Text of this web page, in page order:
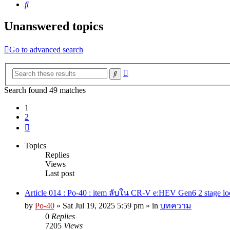
Search
Unanswered topics
Go to advanced search
Search
Search found 49 matches
1
2
Topics
Replies
Views
Last post
Article 014 : Po-40 : item ลับใน CR-V e:HEV Gen6 2 stage
by Po-40 » Sat Jul 19, 2025 5:59 pm » in บทความ
0 Replies
7205 Views